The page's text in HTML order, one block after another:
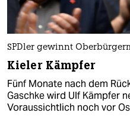
SPDler gewinnt
Kieler Kämpfer
Fünf Monate nach dem
Gaschke wird Ulf Kämpfer
Voraussichtlich noch vor